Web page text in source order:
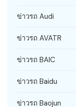
ข่าวรถ Audi
ข่าวรถ AVATR
ข่าวรถ BAIC
ข่าวรถ Baidu
ข่าวรถ Baojun